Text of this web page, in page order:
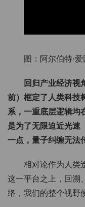
图：阿尔伯特·
回归产业经济视
前） 框定了人类科技
系，一重底层逻辑均
是为了无限迫近光速
一点，量子纠缠无法
相对论作为人类
这一平台之上，回溯
络，我们的整个视野